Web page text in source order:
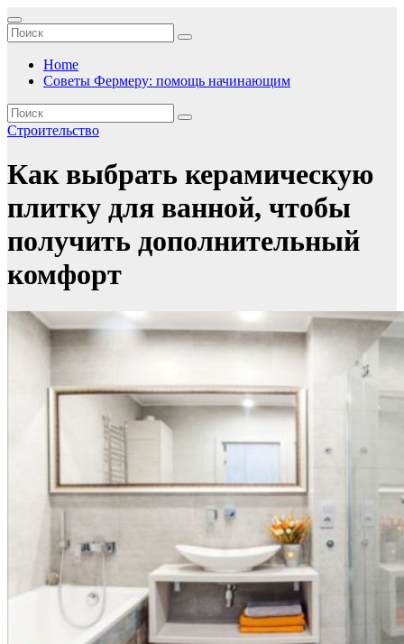
Перейти
к
содержимому
Home
Советы Фермеру: помощь начинающим
Строительство
Как выбрать керамическую
плитку для ванной, чтобы
получить дополнительный
комфорт